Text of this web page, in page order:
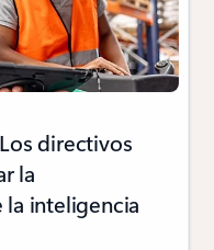
directivos
la
inteligencia